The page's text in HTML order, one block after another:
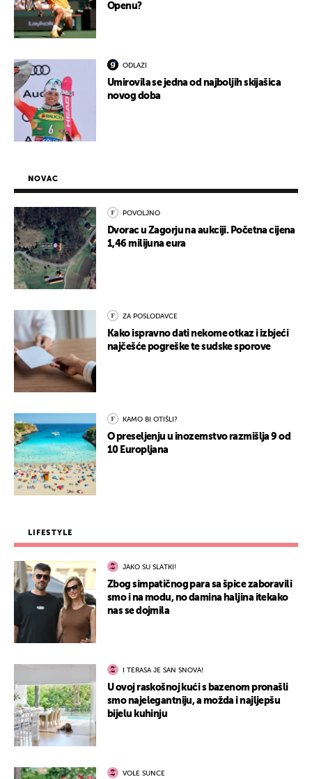
Openu?
ODLAZI
Umirovila se jedna od najboljih skijašica
novog doba
NOVAC
POVOLJNO
Dvorac u Zagorju na aukciji. Početna cijena
1,46 milijuna eura
ZA POSLODAVCE
Kako ispravno dati nekome otkaz i izbjeći
najčešće pogreške te sudske sporove
KAMO BI OTIŠLI?
O preseljenju u inozemstvo razmišlja 9 od
10 Europljana
LIFESTYLE
JAKO SU SLATKI!
Zbog simpatičnog para sa špice zaboravili
smo i na modu, no damina haljina itekako
nas se dojmila
I TERASA JE SAN SNOVA!
U ovoj raskošnoj kući s bazenom pronašli
smo najelegantniju, a možda i najljepšu
bijelu kuhinju
VOLE SUNCE